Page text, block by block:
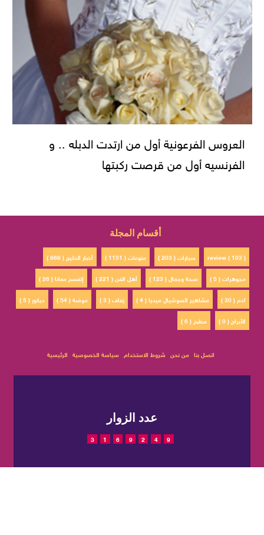
العروس الفرعونية أول من ارتدت الدبله .. و
الفرنسيه أول من قرصت ركبتها
أقسام المجلة
أخبار الخليج ( 868 ) منوعات ( 1151 ) سيارات ( 203 )
review ( 103 )
إتفسح معانا ( 26 )
أهل الفن ( 221 ) صحة وجمال ( 123 )
مجوهرات ( 5 )
ديكور ( 5 )
موضة ( 54 ) زفاف ( 3 ) مشاهير السوشيال ميديا ( 4 )
ادم ( 30 )
مطبخ ( 6 )
الأبراج ( 0 )
الرئيسية سياسة الخصوصية شروط الاستخدام من نحن اتصل بنا
عدد الزوار
3 1 6 9 2 4 9